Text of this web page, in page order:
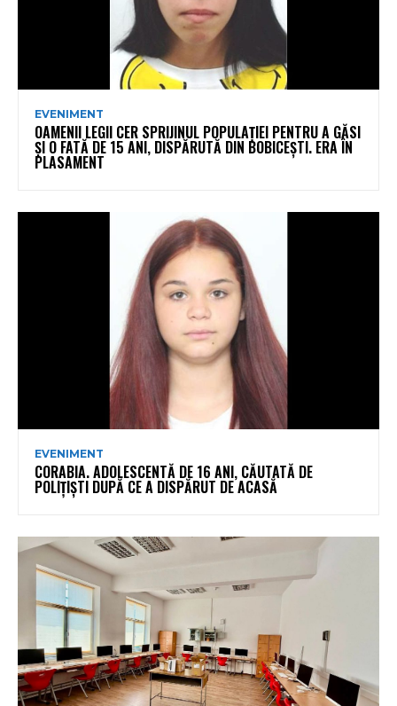
EVENIMENT
OAMENII LEGII CER SPRIJINUL POPULAȚIEI PENTRU A GĂSI
ȘI O FATĂ DE 15 ANI, DISPĂRUTĂ DIN BOBICEȘTI. ERA ÎN
PLASAMENT
EVENIMENT
CORABIA. ADOLESCENTĂ DE 16 ANI, CĂUTATĂ DE
POLIȚIȘTI DUPĂ CE A DISPĂRUT DE ACASĂ